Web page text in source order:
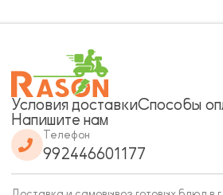
Условия доставкиСпособы
Напишите нам
Телефон
992446601177